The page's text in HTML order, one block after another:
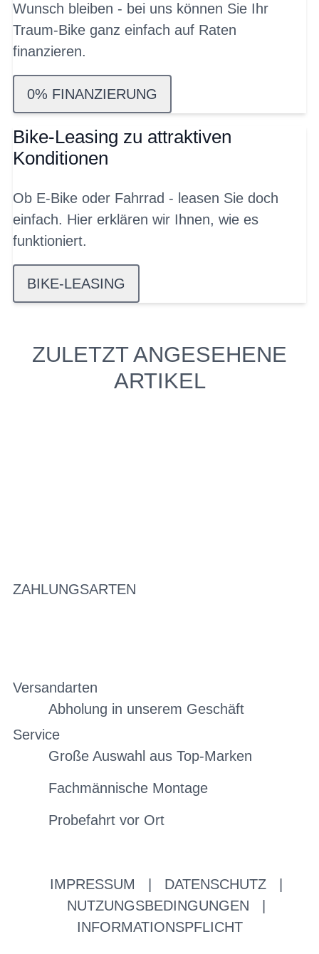
Wunsch bleiben - bei uns können Sie Ihr
Traum-Bike ganz einfach auf Raten
finanzieren.
0% FINANZIERUNG
Bike-Leasing zu attraktiven
Konditionen
Ob E-Bike oder Fahrrad - leasen Sie doch
einfach. Hier erklären wir Ihnen, wie es
funktioniert.
BIKE-LEASING
ZULETZT ANGESEHENE
ARTIKEL
ZAHLUNGSARTEN
Versandarten
Abholung in unserem Geschäft
Service
Große Auswahl aus Top-Marken
Fachmännische Montage
Probefahrt vor Ort
IMPRESSUM DATENSCHUTZ
NUTZUNGSBEDINGUNGEN
INFORMATIONSPFLICHT